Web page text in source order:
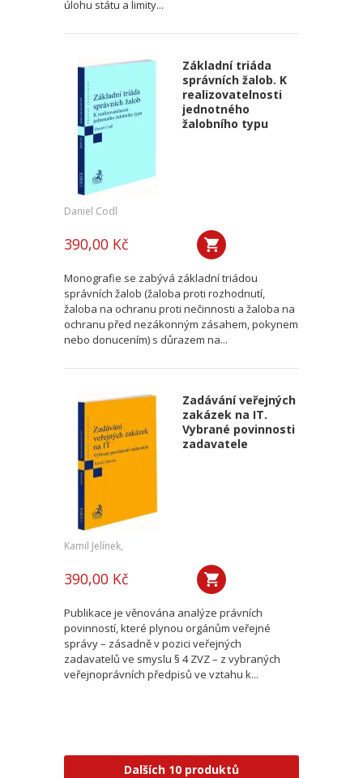
úlohu státu a limity...
Základní triáda
správních žalob. K
realizovatelnosti
jednotného
žalobního typu
Daniel Codl
390,00 Kč
Monografie se zabývá základní triádou
správních žalob (žaloba proti rozhodnutí,
žaloba na ochranu proti nečinnosti a žaloba na
ochranu před nezákonným zásahem, pokynem
nebo donucením) s důrazem na...
Zadávání veřejných
zakázek na IT.
Vybrané povinnosti
zadavatele
Kamil Jelínek,
390,00 Kč
Publikace je věnována analýze právních
povinností, které plynou orgánům veřejné
správy – zásadně v pozici veřejných
zadavatelů ve smyslu § 4 ZVZ – z vybraných
veřejnoprávních předpisů ve vztahu k...
Dalších 10 produktů